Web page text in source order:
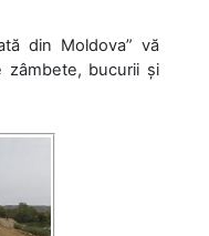
din Moldova” vă
zâmbete, bucurii și